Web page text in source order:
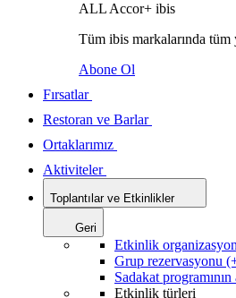
ALL Accor+ ibis
Tüm ibis markalarında
Abone Ol
Fırsatlar
Restoran ve Barlar
Ortaklarımız
Aktiviteler
Toplantılar ve Etkinlikler
Geri
Etkinlik
Grup rezervasyonu
Sadakat programının
Etkinlik türleri